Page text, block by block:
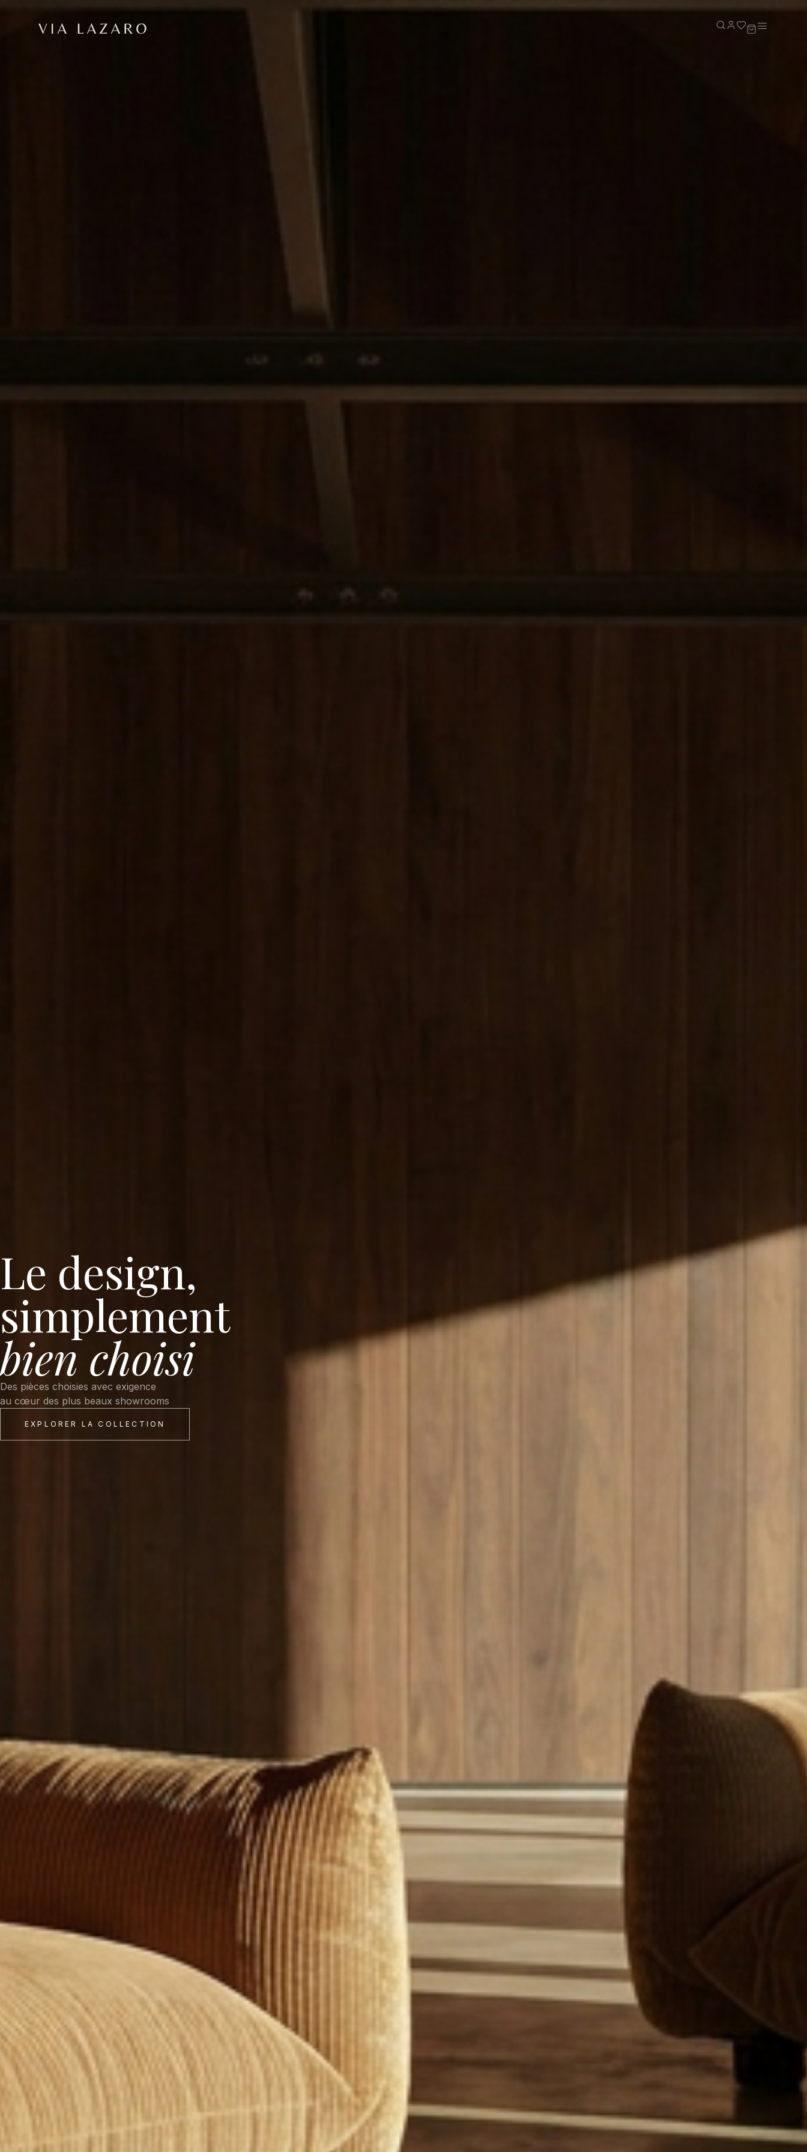
Le design,
simplement
bien choisi
Des pièces choisies avec exigence
au cœur des plus beaux showrooms
EXPLORER LA COLLECTION